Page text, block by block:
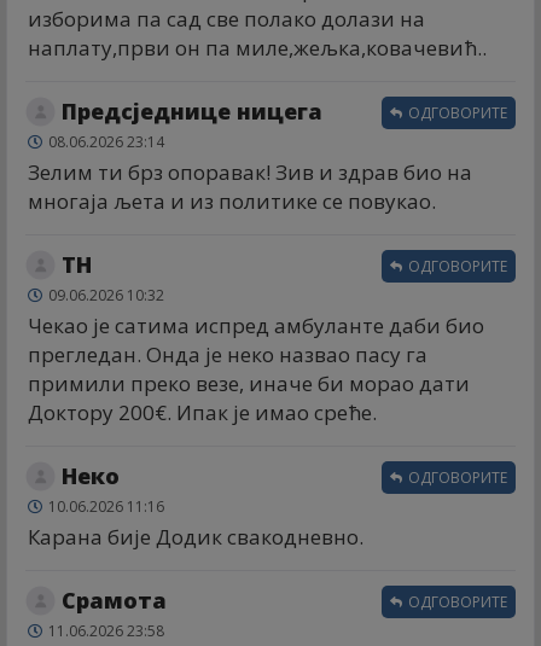
изборима па сад све полако долази на
наплату,први он па миле,жељка,ковачевић..
Предсједнице ницега
08.06.2026 23:14
Зелим ти брз опоравак! Зив и здрав био на
многаја љета и из политике се повукао.
ОДГОВОРИТЕ
ТН
09.06.2026 10:32
Чекао је сатима испред амбуланте даби био
прегледан. Онда је неко назвао пасу га
примили преко везе, иначе би морао дати
Доктору 200€. Ипак је имао среће.
ОДГОВОРИТЕ
Неко
10.06.2026 11:16
Карана бије Додик свакодневно.
ОДГОВОРИТЕ
Срамота
11.06.2026 23:58
ОДГОВОРИТЕ